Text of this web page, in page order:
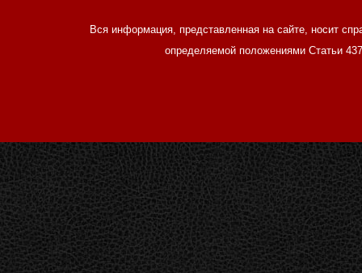
Вся информация, представленная на сайте, носит
определяемой положениями Статьи